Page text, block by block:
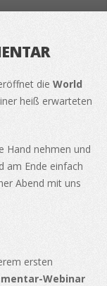
die World
heiß erwarteten
Hand nehmen und
am Ende einfach
Abend mit uns
ersten
Webinar